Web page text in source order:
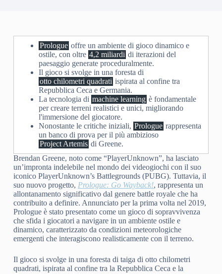
Prologue offre un ambiente di gioco dinamico e
ostile, con oltre 4,2 miliardi di iterazioni del
paesaggio generate proceduralmente.
Il gioco si svolge in una foresta di
otto chilometri quadrati ispirata al confine tra
Repubblica Ceca e Germania.
La tecnologia di machine learning è fondamentale
per creare terreni realistici e unici, migliorando
l'immersione del giocatore.
Nonostante le critiche iniziali, Prologue rappresenta
un banco di prova per il più ambizioso
Project Artemis di Greene.
Brendan Greene, noto come “PlayerUnknown”, ha lasciato
un’impronta indelebile nel mondo dei videogiochi con il suo
iconico PlayerUnknown’s Battlegrounds (PUBG). Tuttavia, il
suo nuovo progetto, Prologue: Go Wayback!, rappresenta un
allontanamento significativo dal genere battle royale che ha
contribuito a definire. Annunciato per la prima volta nel 2019,
Prologue è stato presentato come un gioco di sopravvivenza
che sfida i giocatori a navigare in un ambiente ostile e
dinamico, caratterizzato da condizioni meteorologiche
emergenti che interagiscono realisticamente con il terreno.
Il gioco si svolge in una foresta di taiga di otto chilometri
quadrati, ispirata al confine tra la Repubblica Ceca e la